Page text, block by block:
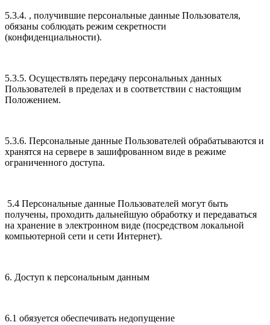
5.3.4. , получившие персональные данные Пользователя,
обязаны соблюдать режим секретности
(конфиденциальности).
5.3.5. Осуществлять передачу персональных данных
Пользователей в пределах и в соответствии с настоящим
Положением.
5.3.6. Персональные данные Пользователей обрабатываются и
хранятся на сервере в зашифрованном виде в режиме
ограниченного доступа.
5.4 Персональные данные Пользователей могут быть
получены, проходить дальнейшую обработку и передаваться
на хранение в электронном виде (посредством локальной
компьютерной сети и сети Интернет).
6. Доступ к персональным данным
6.1 обязуется обеспечивать недопущение